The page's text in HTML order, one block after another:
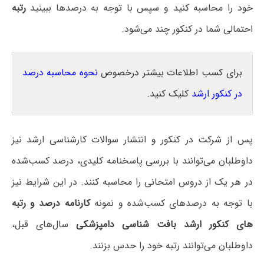
خود را محاسبه کنید و سپس با توجه به درصدها ببینیدرتبه
احتمالی شما در کنکور چند می‌شود.
برای کسب اطلاعات بیشتر درخصوص نحوه محاسبه درصد
در کنکور ارشد کلیک کنید.
پس از شرکت در کنکور و انتشار سوالات کارشناسی ارشد نیز
داوطلبان می‌توانند با بررسی پاسخنامه کلیدی، درصد کسب‌شده
در هر یک از دروس امتحانی را محاسبه کنند. در این شرایط نیز
با توجه به درصدهای کسب‌شده و نمونهکارنامه درصد و رتبه
های کنکور ارشد بافت شناسی دامپزشکی سال‌های قبل،
داوطلبان می‌توانند رتبه خود را حدس بزنند.